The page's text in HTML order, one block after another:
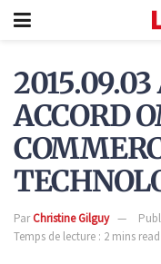
ACCORD
ParChristine Gilguy
Temps de lecture : 2 mins read